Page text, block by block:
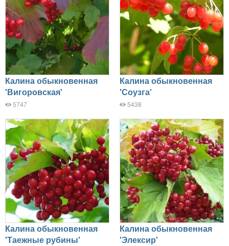
Калина обыкновенная
'Вигоровская'
5747
Калина обыкновенная
'Соузга'
5438
Калина обыкновенная
'Таежные рубины'
Калина обыкновенная
'Элексир'